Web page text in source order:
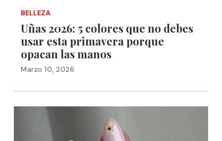
BELLEZA
Uñas 2026: 5 colores que no debes
usar esta primavera porque
opacan las manos
Marzo 10, 2026